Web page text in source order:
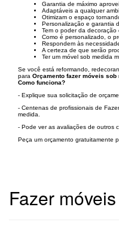
Garantia de máximo
Adaptáveis a qualquer
Otimizam o espaço
Personalização e garantia
Tem o poder da
Como é personalizado, o
Respondem às
A certeza de que serão
Ter um móvel sob medida
Se você está reformando,
para Orçamento fazer móveis sob
Como funciona?
- Explique sua solicitação de
- Centenas de profissionais de
medida.
- Pode ver as avaliações de outros
Peça um orçamento gratuitamente
Fazer